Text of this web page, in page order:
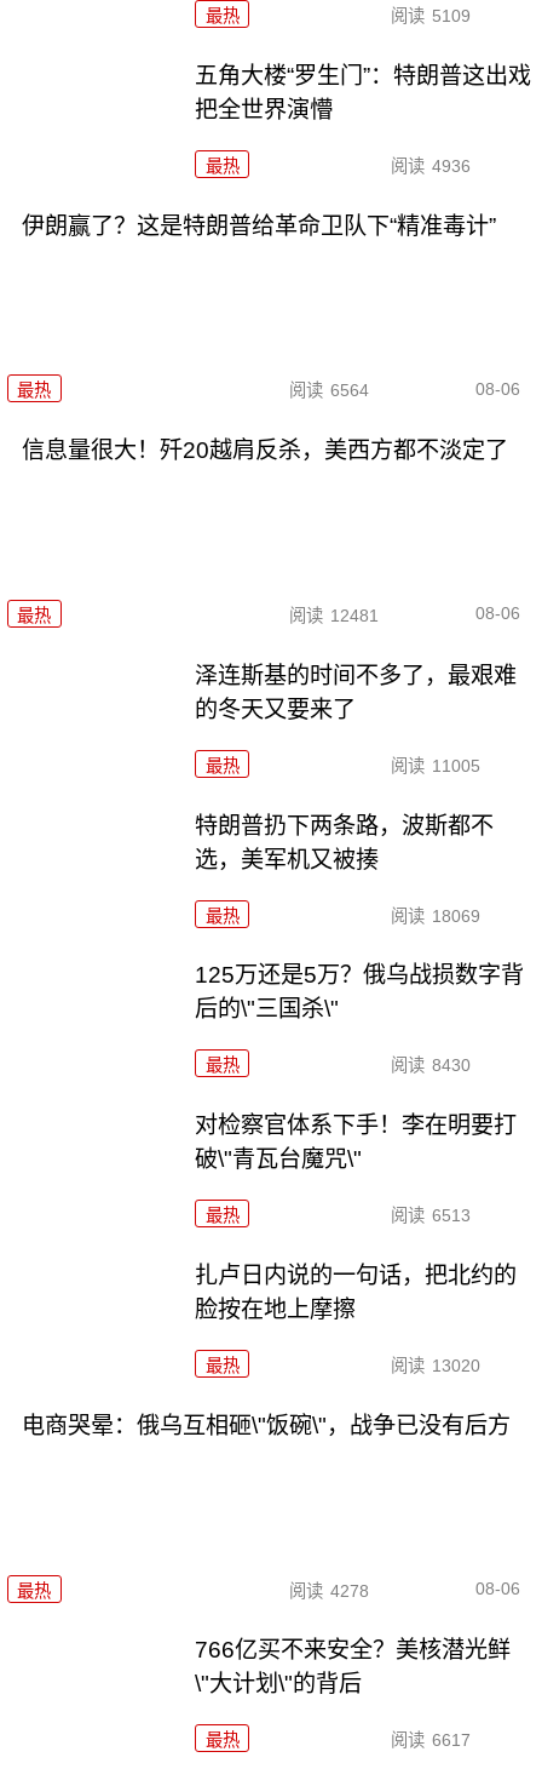
最热 阅读 5109
五角大楼“罗生门”：特朗普这出戏
把全世界演懵
最热 阅读 4936
伊朗赢了？这是特朗普给革命卫队下“精准毒计”
最热 阅读 6564 08-06
信息量很大！歼20越肩反杀，美西方都不淡定了
最热 阅读 12481 08-06
泽连斯基的时间不多了，最艰难
的冬天又要来了
最热 阅读 11005
特朗普扔下两条路，波斯都不
选，美军机又被揍
最热 阅读 18069
125万还是5万？俄乌战损数字背
后的\"三国杀\"
最热 阅读 8430
对检察官体系下手！李在明要打
破\"青瓦台魔咒\"
最热 阅读 6513
扎卢日内说的一句话，把北约的
脸按在地上摩擦
最热 阅读 13020
电商哭晕：俄乌互相砸\"饭碗\"，战争已没有后方
最热 阅读 4278 08-06
766亿买不来安全？美核潜光鲜
\"大计划\"的背后
最热 阅读 6617